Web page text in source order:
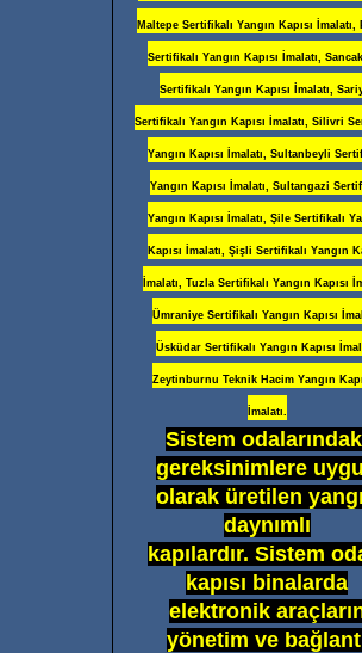
Maltepe Sertifikalı Yangın Kapısı İmalatı,
Sertifikalı Yangın Kapısı İmalatı,
Sertifikalı Yangın Kapısı İmalatı,
Sertifikalı Yangın Kapısı İmalatı, Silivri
Yangın Kapısı İmalatı, Sultanbeyli
Yangın Kapısı İmalatı, Sultangazi
Yangın Kapısı İmalatı, Şile Sertifikalı
Kapısı İmalatı, Şişli Sertifikalı Yangın
İmalatı, Tuzla Sertifikalı Yangın Kapısı
Ümraniye Sertifikalı Yangın Kapısı
Üsküdar Sertifikalı Yangın Kapısı
Zeytinburnu Teknik Hacim Yangın
İmalatı.
Sistem
gereksinimlere
olarak üretilen
daynımlı
kapılardır. Sistem
kapısı binalarda
elektronik
yönetim ve